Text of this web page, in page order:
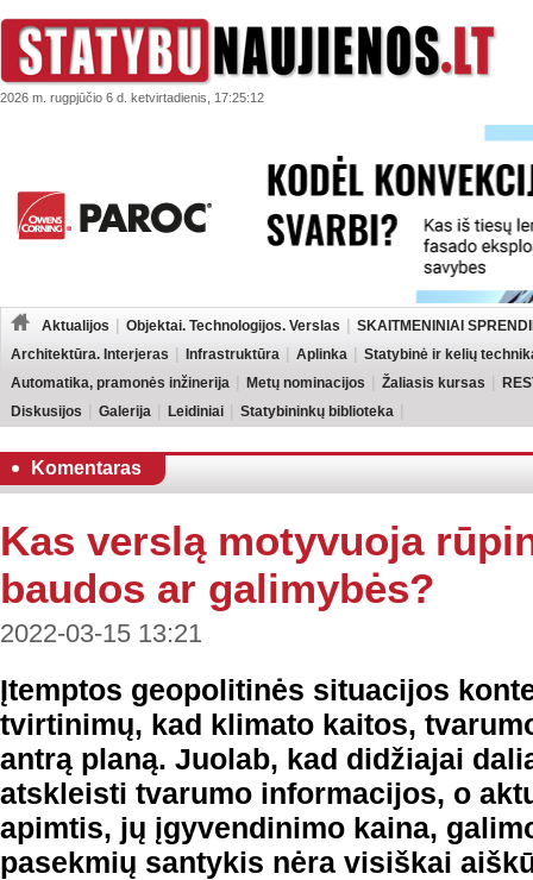
2026 m. rugpjūčio 6 d. ketvirtadienis, 17:25:12
Aktualijos Objektai. Technologijos. Verslas
SKAITMENINIAI
Architektūra. Interjeras
Infrastruktūra Aplinka
Statybinė ir kelių
Automatika, pramonės inžinerija
Metų nominacijos Žaliasis kursas
Diskusijos
Galerija Leidiniai Statybininkų biblioteka
Komentaras
Kas verslą motyvuoja
baudos ar galimybės?
2022-03-15 13:21
Įtemptos geopolitinės situacijos
tvirtinimų, kad klimato kaitos,
antrą planą. Juolab, kad didžiajai
atskleisti tvarumo informacijos, o
apimtis, jų įgyvendinimo kaina,
pasekmių santykis nėra visiškai